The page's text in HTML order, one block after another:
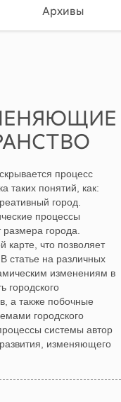
Архивы
процесс
таких понятий, как:
город.
процессы
города.
карте, что позволяет
статье на различных
изменениям в
городского
а также побочные
городского
системы автор
изменяющего